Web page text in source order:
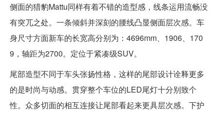
侧面的猎豹Mattu同样有着不错的造型感，线条运用流畅没
有突兀之处。一条倾斜并深刻的腰线凸显侧面层次感。车
身尺寸方面新车的长宽高分别为：4696mm、1906、170
9，轴距为2700。定位于紧凑级SUV。
尾部造型不同于车头张扬性格，这样的尾部设计诠释更多
的是时尚与动感。贯穿整个车位的LED尾灯十分别致个
性。众多切面的相互连接让尾部看起来更具层次感。下护